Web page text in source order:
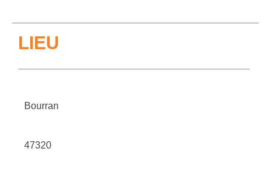
LIEU
Bourran
47320